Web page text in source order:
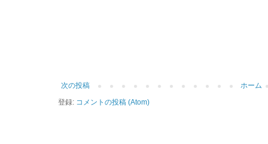
次の投稿
ホーム
登録: コメントの投稿 (Atom)